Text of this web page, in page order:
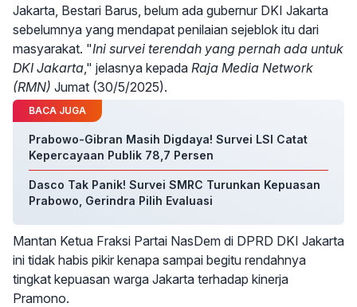
Jakarta, Bestari Barus, belum ada gubernur DKI Jakarta
sebelumnya yang mendapat penilaian sejeblok itu dari
masyarakat. "Ini survei terendah yang pernah ada untuk
DKI Jakarta," jelasnya kepada Raja Media Network
(RMN) Jumat (30/5/2025).
BACA JUGA
Prabowo-Gibran Masih Digdaya! Survei LSI Catat
Kepercayaan Publik 78,7 Persen
Dasco Tak Panik! Survei SMRC Turunkan Kepuasan
Prabowo, Gerindra Pilih Evaluasi
Mantan Ketua Fraksi Partai NasDem di DPRD DKI Jakarta
ini tidak habis pikir kenapa sampai begitu rendahnya
tingkat kepuasan warga Jakarta terhadap kinerja
Pramono.